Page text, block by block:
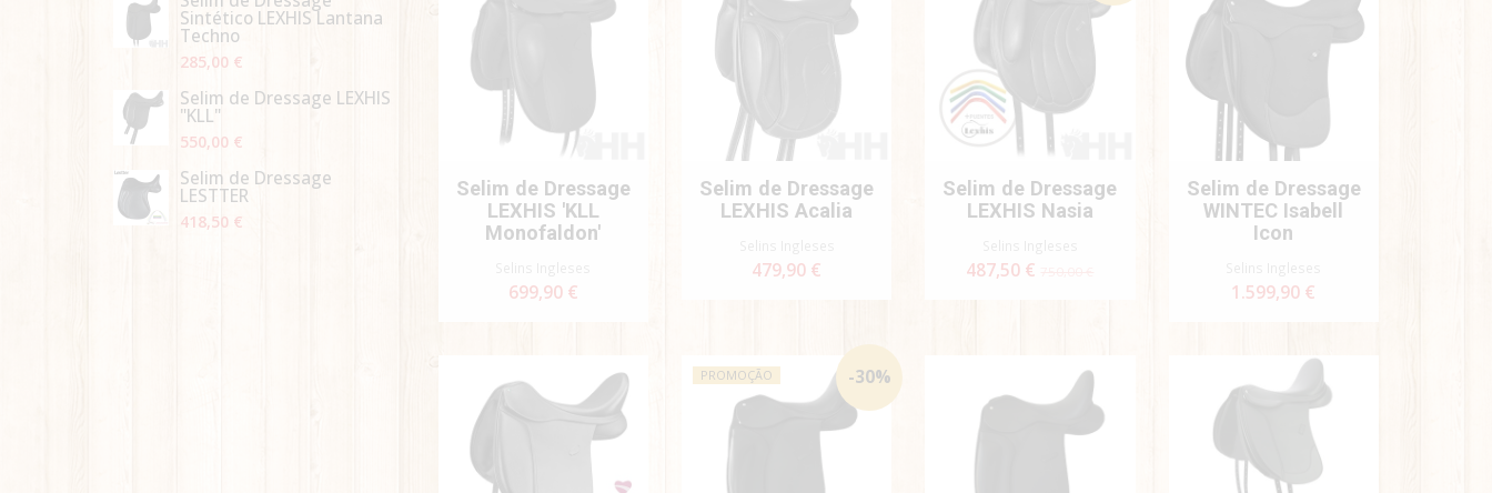
Sintético LEXHIS Lantana
Techno
285,00 €
Selim de Dressage LEXHIS
"KLL"
550,00 €
Selim de Dressage
LESTTER
418,50 €
Selim de Dressage
LEXHIS 'KLL
Monofaldon'
699,90 €
Selim de Dressage
LEXHIS Acalia
479,90 €
Selim de Dressage
LEXHIS Nasia
487,50 €
Selim de Dressage
WINTEC Isabell
Icon
1.599,90 €
-30%
PROMOÇÃO